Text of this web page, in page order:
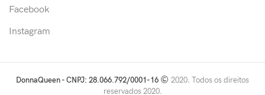
Facebook
Instagram
DonnaQueen - CNPJ: 28.066.792/0001-16
2020. Todos os direitos
reservados 2020.